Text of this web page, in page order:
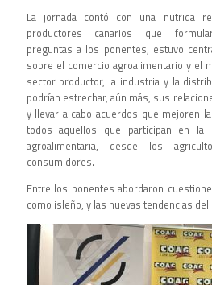
La jornada contó con una nutrida
productores canarios que
preguntas a los ponentes, estuvo
sobre el comercio agroalimentario y el
sector productor, la industria y la
podrían estrechar, aún más, sus
y llevar a cabo acuerdos que mejoren
todos aquellos que participan en la
agroalimentaria, desde los
consumidores.
Entre los ponentes abordaron
como isleño, y las nuevas tendencias